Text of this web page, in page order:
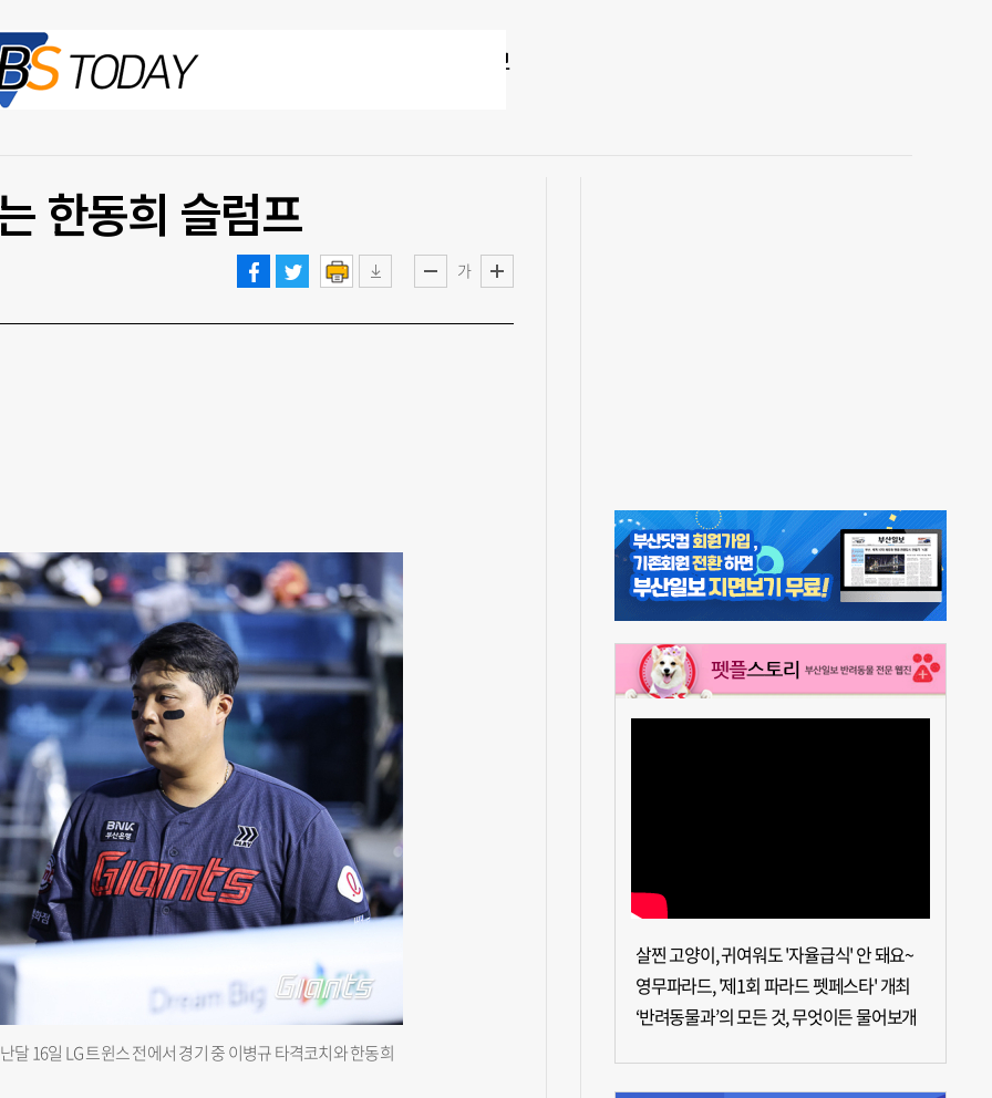
한동희 슬럼프
가
달 16일 LG 트윈스 전에서 경기 중 이병규 타격코치와 한동희
살찐 고양이, 귀여워도 '자율급식' 안 돼요~
영무파라드, '제1회 파라드 펫페스타' 개최
‘반려동물과’의 모든 것, 무엇이든 물어보개